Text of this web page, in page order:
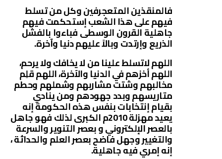
فالمنقذين المتعجرفين وكل من تسلط
فيهم على هذا الشعب إستحكمت فيهم
جاهلية القرون الوسطى فباءوا بالفشل
الذريع وإرتدت وبالاً عليهم دنيا وآخرة.
اللهم لاتسلط علينا من لا يخافك ولا يرحم،
اللهم أخزهم في الدنيا والآخرة، اللهم قلِم
مخالبهم وشتت مشاربهم وشملهم وحطم
متاريسهم وبدد جهودهم ومن ينادي
بقيام إنتخابات بنفس هذه الحكومة إنه
يعيد مهزلة 2010م الكبرى لذلك فهو جاهل
بالعصر الإلكتروني و بعصر التنوير والسرعة
والتغيير وجهل فاضح بعصر العلم والحداثة ،
إنه إمري فيه جاهلية.